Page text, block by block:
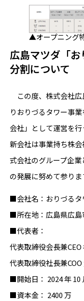
▲オープニング
広島マツダ「
分割について
この度、株式会社広
りおりづるタワー事
会社」として運営を
新会社は事業持ち株
式会社のグループ企業
の発展に努めて参りま
■会社名：おりづるタ
■所在地：広島県広島
■代表者：
代表取締役会長兼CEO
代表取締役社長兼COO
■開始日： 2024 年 10
■資本金： 2400 万